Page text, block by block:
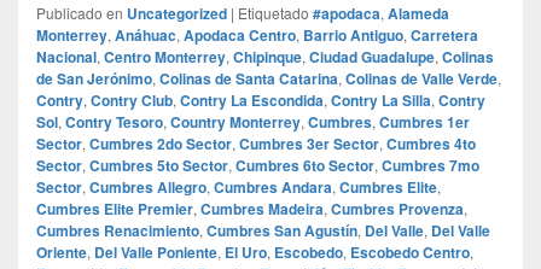
Publicado en Uncategorized | Etiquetado #apodaca, Alameda
Monterrey, Anáhuac, Apodaca Centro, Barrio Antiguo, Carretera
Nacional, Centro Monterrey, Chipinque, Ciudad Guadalupe, Colinas
de San Jerónimo, Colinas de Santa Catarina, Colinas de Valle Verde,
Contry, Contry Club, Contry La Escondida, Contry La Silla, Contry
Sol, Contry Tesoro, Country Monterrey, Cumbres, Cumbres 1er
Sector, Cumbres 2do Sector, Cumbres 3er Sector, Cumbres 4to
Sector, Cumbres 5to Sector, Cumbres 6to Sector, Cumbres 7mo
Sector, Cumbres Allegro, Cumbres Andara, Cumbres Elite,
Cumbres Elite Premier, Cumbres Madeira, Cumbres Provenza,
Cumbres Renacimiento, Cumbres San Agustín, Del Valle, Del Valle
Oriente, Del Valle Poniente, El Uro, Escobedo, Escobedo Centro,